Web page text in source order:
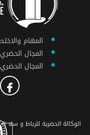
المهام
المجال
المجال
الوكالة الحضرية للرباط و سلا © 2018 |